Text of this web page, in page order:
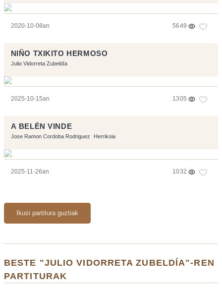
2020-10-08an 5649
NIÑO TXIKITO HERMOSO
Julio Vidorreta Zubeldía
2025-10-15an 1305
A BELÉN VINDE
Jose Ramon Cordoba Rodriguez Herrikoia
2025-11-26an 1032
Ikusi partitura guztiak
BESTE "JULIO VIDORRETA ZUBELDÍA"-REN
PARTITURAK